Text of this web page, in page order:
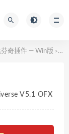
芬奇插件 — Win版 >
V5.1 OFX